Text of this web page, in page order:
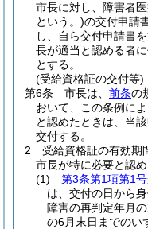
市長に対し、障害者
という。)の交付申請
し、自ら交付申請書
長が適当と認める者
とする。
(受給資格証の交付等)
第6条
市長は、 前条の
おいて、この条例に
と認めたときは、当
交付する。
2
受給資格証の有効期
市長が特に必要と認
(1)
第3条第1項第1号
は、交付の日から
障害の再判定年月
の6月末日までのい